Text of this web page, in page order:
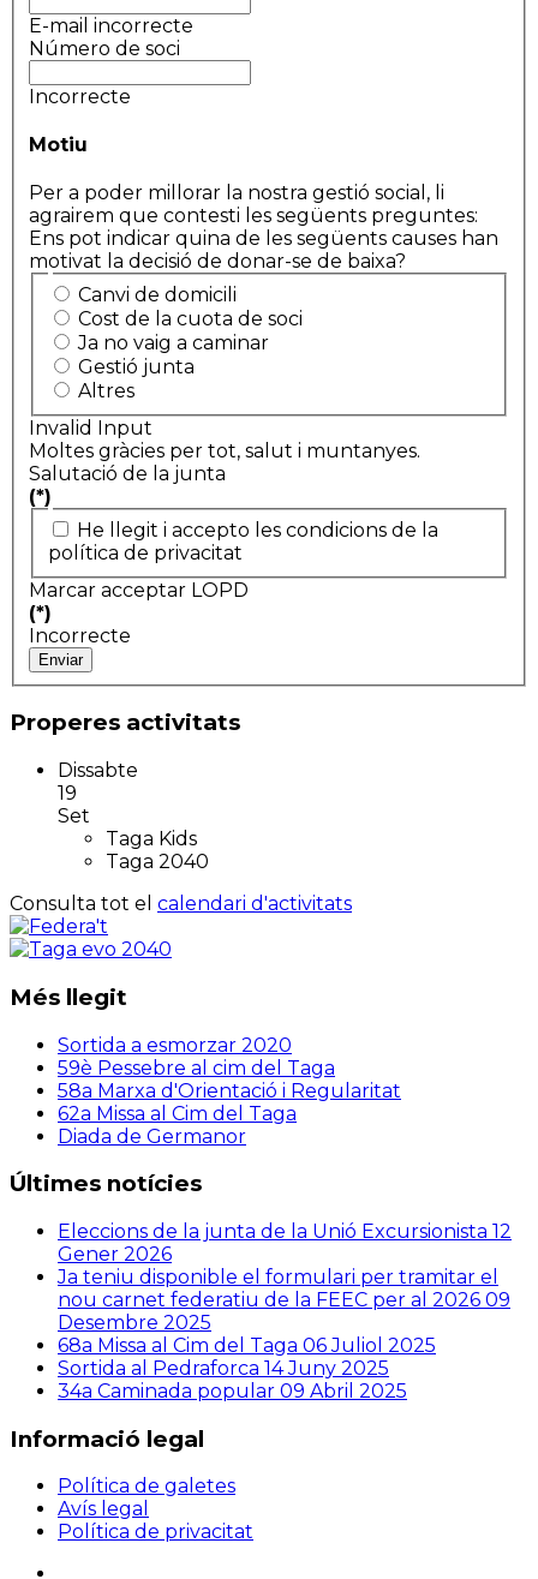
E-mail incorrecte
Número de soci
Incorrecte
Motiu
Per a poder millorar la nostra gestió social, li
agrairem que contesti les següents preguntes:
Ens pot indicar quina de les següents causes han
motivat la decisió de donar-se de baixa?
Canvi de domicili
Cost de la cuota de soci
Ja no vaig a caminar
Gestió junta
Altres
Invalid Input
Moltes gràcies per tot, salut i muntanyes.
Salutació de la junta
(*)
He llegit i accepto les condicions de la
política de privacitat
Marcar acceptar LOPD
(*)
Incorrecte
Enviar
Properes activitats
Dissabte
19
Set
Taga Kids
Taga 2040
Consulta tot el calendari d'activitats
Més llegit
Sortida a esmorzar 2020
59è Pessebre al cim del Taga
58a Marxa d'Orientació i Regularitat
62a Missa al Cim del Taga
Diada de Germanor
Últimes notícies
Eleccions de la junta de la Unió Excursionista 12
Gener 2026
Ja teniu disponible el formulari per tramitar el
nou carnet federatiu de la FEEC per al 2026 09
Desembre 2025
68a Missa al Cim del Taga 06 Juliol 2025
Sortida al Pedraforca 14 Juny 2025
34a Caminada popular 09 Abril 2025
Informació legal
Política de galetes
Avís legal
Política de privacitat